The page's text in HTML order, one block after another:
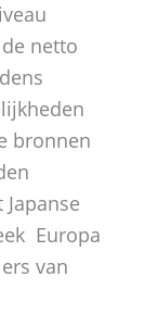
netto
bronnen
Europa
van